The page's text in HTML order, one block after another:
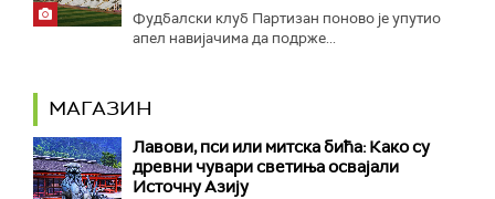
Фудбалски клуб Партизан поново је упутио
апел навијачима да подрже...
МАГАЗИН
Лавови, пси или митска бића: Како су
древни чувари светиња освајали
Источну Азију